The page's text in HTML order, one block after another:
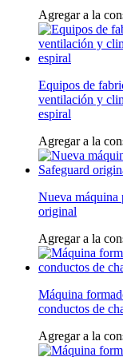
Agregar a la
Equipos de
ventilación y
espiral
Agregar a la
Nueva máquina
original
Agregar a la
Máquina
conductos de
Agregar a la